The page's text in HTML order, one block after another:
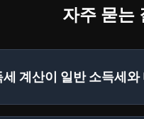
자주 묻는
계산이 일반 소득세